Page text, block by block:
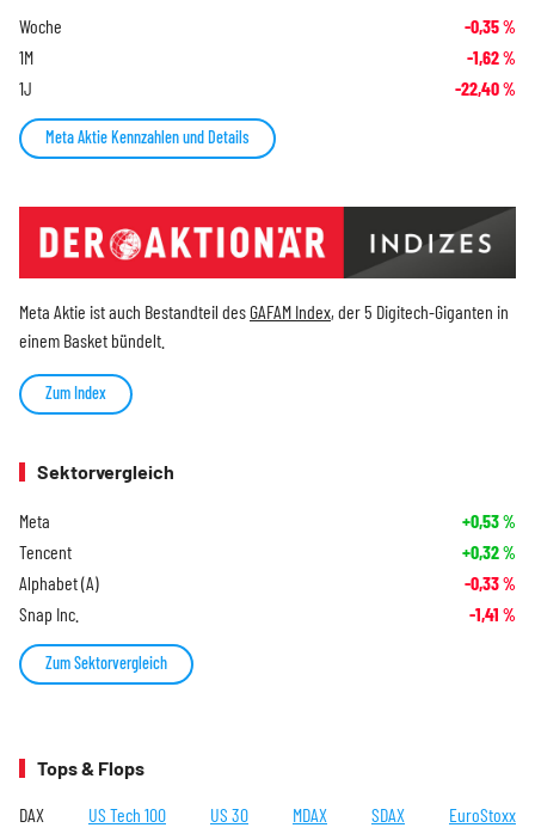
Woche -0,35%
1M -1,62%
1J -22,40%
Meta Aktie Kennzahlen und Details
Meta Aktie ist auch Bestandteil desGAFAM Index, der 5 Digitech-Giganten in
einem Basket bündelt.
Zum Index
Sektorvergleich
Meta +0,53%
Tencent +0,32%
Alphabet (A) -0,33%
Snap Inc. -1,41 %
Zum Sektorvergleich
Tops & Flops
DAX US Tech 100 US 30 MDAX SDAX EuroStoxx